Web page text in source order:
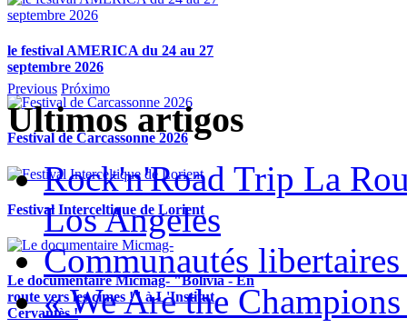
le festival AMERICA du 24 au 27
septembre 2026
Festival de Carcassonne 2026
Festival Interceltique de Lorient
Le documentaire Micmag- "Bolivia - En
route vers les cimes !" à L'Institut
Cervantès !
Previous Próximo
Ultimos artigos
Rock'n'Road Trip La
Los Angeles
Communautés libertaires
« We Are the